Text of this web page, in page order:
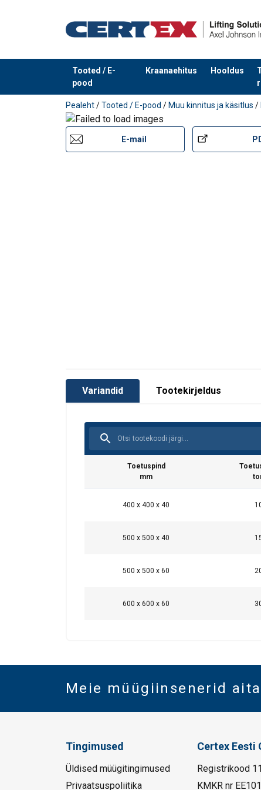
Tooted / E-
pood
Kraanaehitus Hooldus
Toode on lisatud teie päringule
Pealeht/Tooted / E-pood / Muu kinnitus ja käsitlus /
E-mail
Variandid Tootekirjeldus
Toetuspind
mm
400 x 400 x 40
500 x 500 x 40
500 x 500 x 60
600 x 600 x 60
Meie müügiinsenerid
Tingimused
Üldised müügitingimused
Privaatsuspoliitika
Certex Eesti
Registrikood
KMKR nr